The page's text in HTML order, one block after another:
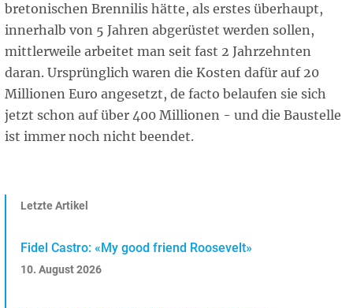
bretonischen Brennilis hätte, als erstes überhaupt,
innerhalb von 5 Jahren abgerüstet werden sollen,
mittlerweile arbeitet man seit fast 2 Jahrzehnten
daran. Ursprünglich waren die Kosten dafür auf 20
Millionen Euro angesetzt, de facto belaufen sie sich
jetzt schon auf über 400 Millionen - und die Baustelle
ist immer noch nicht beendet.
Letzte Artikel
Fidel Castro: «My good friend Roosevelt»
10. August 2026